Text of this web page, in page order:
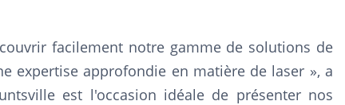
facilement notre gamme de solutions de
expertise approfondie en matière de laser », a
est l'occasion idéale de présenter nos